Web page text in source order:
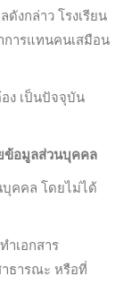
งกล่าว โรงเรียน
การแทนคนเสมือน
ง เป็นปัจจุบัน
ข้อมูลส่วนบุคคล
บุคคล โดยไม่ได้
ำเอกสาร
ธารณะ หรือที่